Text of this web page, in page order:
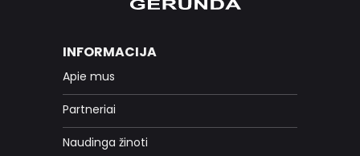
INFORMACIJA
Apie mus
Partneriai
Naudinga žinoti